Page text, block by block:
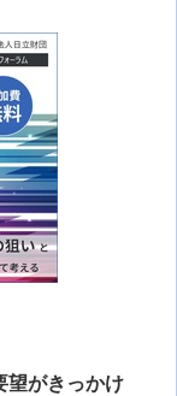
望がきっかけ